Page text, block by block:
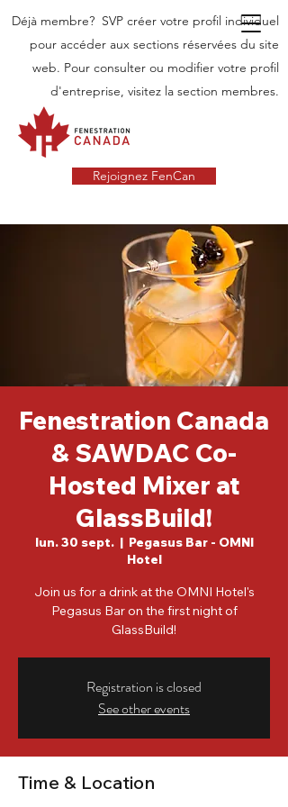
Déjà membre? SVP créer votre profil individuel
pour accéder aux sections réservées du site
web. Pour consulter ou modifier votre profil
d'entreprise, visitez la section membres.
Rejoignez FenCan
Fenestration Canada
& SAWDAC Co-
Hosted Mixer at
GlassBuild!
lun. 30 sept.
  |
Pegasus Bar - OMNI
Hotel
Join us for a drink at the OMNI Hotel's
Pegasus Bar on the first night of
GlassBuild!
Registration is closed
See other events
Time & Location